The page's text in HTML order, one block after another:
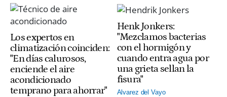
Los expertos en
climatización coinciden:
"En días calurosos,
enciende el aire
acondicionado
temprano para ahorrar"
Henk Jonkers:
"Mezclamos bacterias
con el hormigón y
cuando entra agua por
una grieta sellan la
fisura"
Alvarez del Vayo